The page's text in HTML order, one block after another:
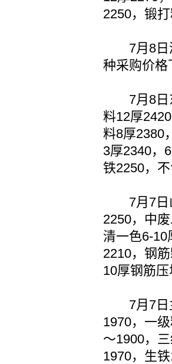
2250，锻打
7月8日湖
种采购价格
7月8日东
料12厚
料8厚2380
3厚2340，
铁2250，不
7月7日山
2250，中
清一色6-10
2210，钢
10厚钢筋
7月7日兰
1970，一
～1900，
1970，生